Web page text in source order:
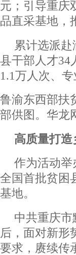
元；引导重庆
品直采基地，
累计选派
县干部人才34
1.1万人次、专
鲁渝东西部
部供图。华龙
高质量打造
作为活动
全国首批贫困
基地。
中共重庆
后，面对新形
要求，赓续传